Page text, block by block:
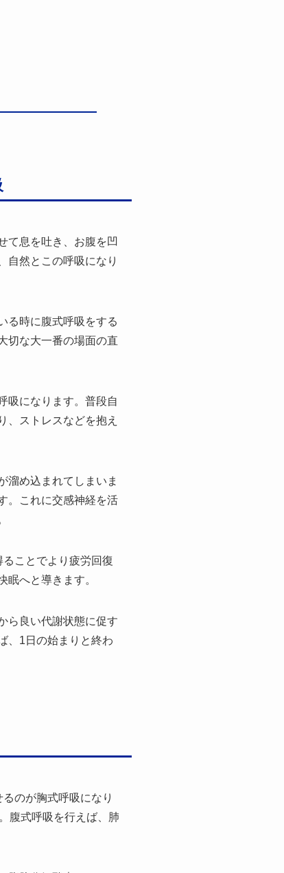
て息を吐き、お腹を凹
自然とこの呼吸になり
る時に腹式呼吸をする
切な大一番の場面の直
吸になります。普段自
、ストレスなどを抱え
溜め込まれてしまいま
。これに交感神経を活
ことでより疲労回復
へと導きます。
ら良い代謝状態に促す
、1日の始まりと終わ
のが胸式呼吸になり
腹式呼吸を行えば、肺